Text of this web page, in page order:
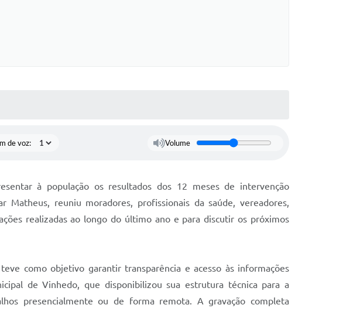
de voz: Volume
à população os resultados dos 12 meses de intervenção
reuniu moradores, profissionais da saúde, vereadores,
realizadas ao longo do último ano e para discutir os próximos
como objetivo garantir transparência e acesso às informações
de Vinhedo, que disponibilizou sua estrutura técnica para a
presencialmente ou de forma remota. A gravação completa